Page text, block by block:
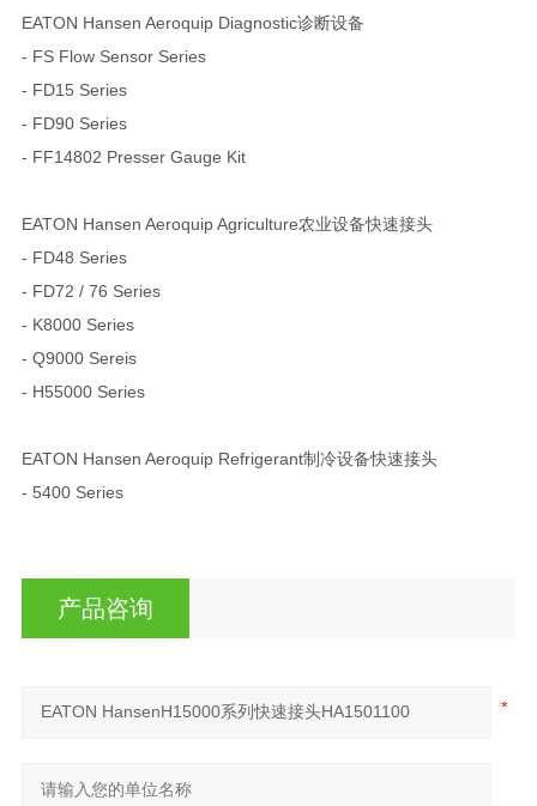
EATON Hansen Aeroquip Diagnostic诊断设备
- FS Flow Sensor Series
- FD15 Series
- FD90 Series
- FF14802 Presser Gauge Kit
EATON Hansen Aeroquip Agriculture农业设备快速接头
- FD48 Series
- FD72 / 76 Series
- K8000 Series
- Q9000 Sereis
- H55000 Series
EATON Hansen Aeroquip Refrigerant制冷设备快速接头
- 5400 Series
产品咨询